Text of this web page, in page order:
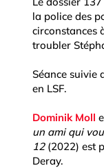
la police des
circonstances
troubler
Séance suivie
en LSF.
Dominik Moll
un ami qui
12(2022) est
Deray.